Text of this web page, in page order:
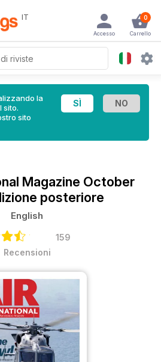
IT 0
Carrello
Accesso
la
sito.
sito
Magazine October
posteriore
English
159
Recensioni